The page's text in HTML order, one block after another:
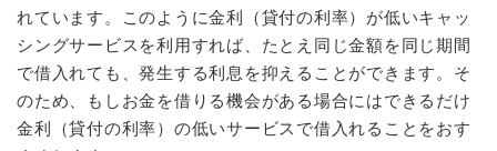
れています。このように金利（貸付の利率）が低いキャッ
シングサービスを利用すれば、たとえ同じ金額を同じ期間
で借入れても、発生する利息を抑えることができます。そ
のため、もしお金を借りる機会がある場合にはできるだけ
金利（貸付の利率）の低いサービスで借入れることをおす